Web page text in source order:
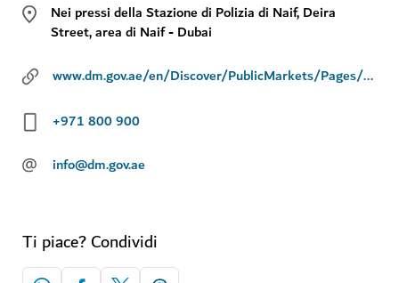
Nei pressi della Stazione di Polizia di Naif, Deira
Street, area di Naif - Dubai
www.dm.gov.ae/en/Discover/PublicMarkets/Pages/Naif-market.aspx
+971 800 900
@ info@dm.gov.ae
Ti piace? Condividi